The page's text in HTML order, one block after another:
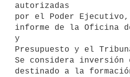
autorizadas
por el Poder
informe de la Oficina
y
Presupuesto y el
Se considera inversión
destinado a la